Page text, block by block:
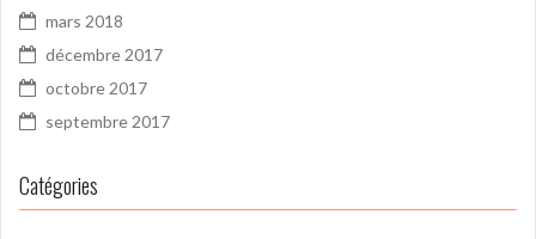
mars 2018
décembre 2017
octobre 2017
septembre 2017
Catégories